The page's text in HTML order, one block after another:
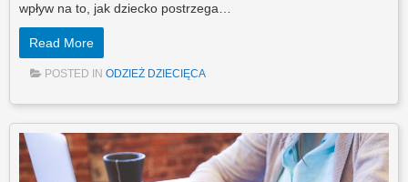
wpływ na to, jak dziecko postrzega…
Read More
POSTED IN ODZIEŻ DZIECIĘCA